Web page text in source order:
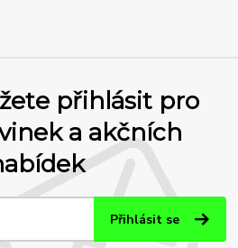
přihlásit pro
a akčních
Přihlásit se